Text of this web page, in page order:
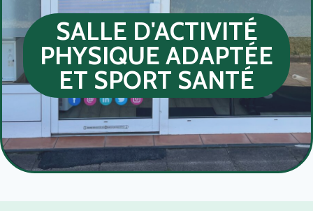
SALLE D'ACTIVITÉ
PHYSIQUE ADAPTÉE
ET SPORT SANTÉ